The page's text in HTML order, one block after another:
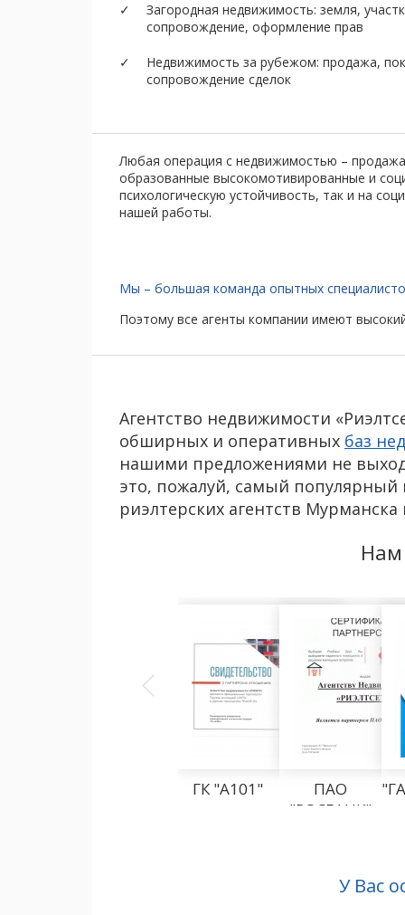
Загородная недвижимость: земля,
сопровождение, оформление прав
Недвижимость за рубежом: продажа,
сопровождение сделок
Любая операция с недвижимостью –
образованные высокомотивированные и
психологическую устойчивость, так и на
нашей работы.
Мы – большая команда опытных
Поэтому все агенты компании имеют
Агентство недвижимости
обширных и оперативных баз
нашими предложениями не
это, пожалуй, самый
риэлтерских агентств Мурманска
Нам
ГК "А101"
ПАО
"РОСБАНК"
У Вас